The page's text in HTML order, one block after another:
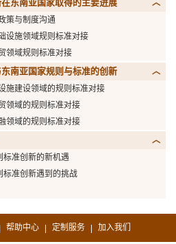
东南亚国家取得的主要进展
策与制度沟通
设施领域规则标准对接
领域规则标准对接
南亚国家规则与标准的创新
施建设领域的规则标准对接
领域的规则标准对接
领域的规则标准对接
标准创新的新机遇
标准创新遇到的挑战
帮助中心 | 定制服务 | 加入我们